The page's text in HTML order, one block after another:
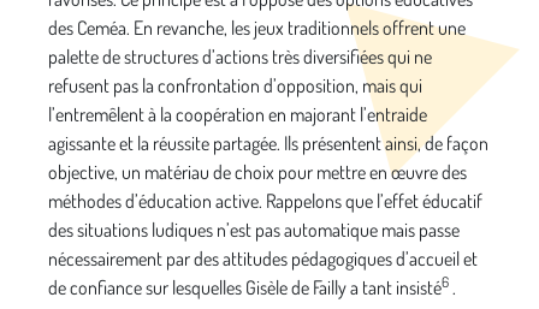
des Ceméa. En revanche, les jeux traditionnels offrent une
palette de structures d’actions très diversifiées qui ne
refusent pas la confrontation d’opposition, mais qui
l’entremêlent à la coopération en majorant l’entraide
agissante et la réussite partagée. Ils présentent ainsi, de façon
objective, un matériau de choix pour mettre en œuvre des
méthodes d’éducation active. Rappelons que l’effet éducatif
des situations ludiques n’est pas automatique mais passe
nécessairement par des attitudes pédagogiques d’accueil et
de confiance sur lesquelles Gisèle de Failly a tant insisté6 .